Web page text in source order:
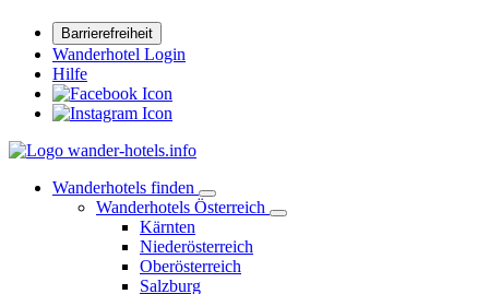
Barrierefreiheit
Wanderhotel Login
Hilfe
Wanderhotels finden
Wanderhotels Österreich
Kärnten
Niederösterreich
Oberösterreich
Salzburg